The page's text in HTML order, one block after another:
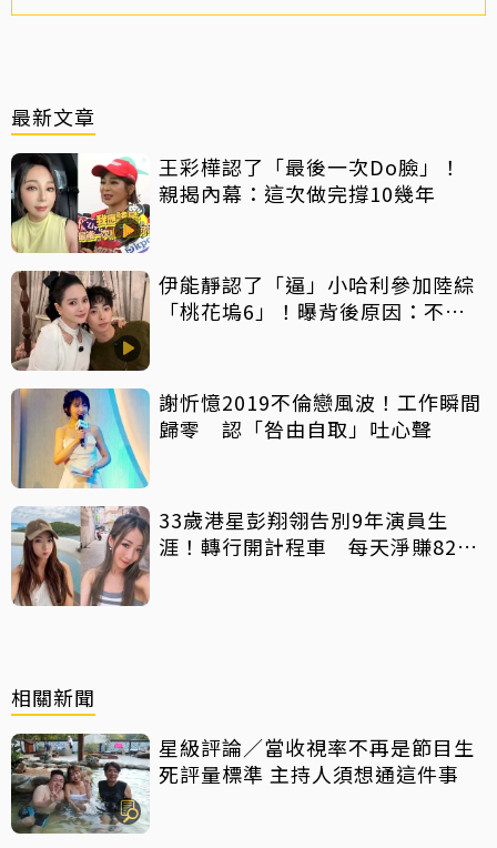
最新文章
王彩樺認了「最後一次Do臉」！
親揭內幕：這次做完撐10幾年
伊能靜認了「逼」小哈利參加陸綜
「桃花塢6」！曝背後原因：不希
謝忻憶2019不倫戀風波！工作瞬間
歸零 認「咎由自取」吐心聲
33歲港星彭翔翎告別9年演員生
涯！轉行開計程車 每天淨賺8200
相關新聞
星級評論／當收視率不再是節目生
死評量標準 主持人須想通這件事